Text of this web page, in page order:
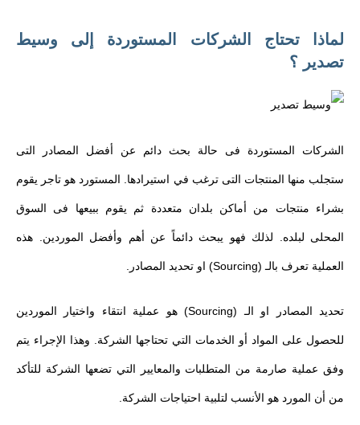
لماذا تحتاج الشركات المستوردة إلى وسيط
تصدير ؟
الشركات المستوردة فى حالة بحث دائم عن أفضل المصادر التى
ستجلب منها المنتجات التى ترغب في استيرادها. المستورد هو تاجر يقوم
بشراء منتجات من أماكن بلدان متعددة ثم يقوم ببيعها فى السوق
المحلى لبلده. لذلك فهو يبحث دائماً عن أهم وأفضل الموردين. هذه
العملية تعرف بالـ (Sourcing) او تحديد المصادر.
تحديد المصادر او الـ (Sourcing) هو عملية انتقاء واختيار الموردين
للحصول على المواد أو الخدمات التي تحتاجها الشركة. وهذا الإجراء يتم
وفق عملية صارمة من المتطلبات والمعايير التي تضعها الشركة للتأكد
من أن المورد هو الأنسب لتلبية احتياجات الشركة.